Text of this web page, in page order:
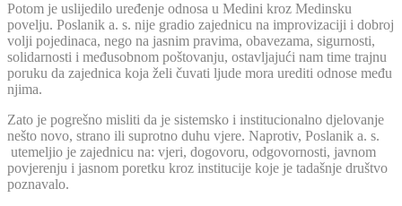
Potom je uslijedilo uređenje odnosa u Medini kroz Medinsku
povelju. Poslanik a. s. nije gradio zajednicu na improvizaciji i dobroj
volji pojedinaca, nego na jasnim pravima, obavezama, sigurnosti,
solidarnosti i međusobnom poštovanju, ostavljajući nam time trajnu
poruku da zajednica koja želi čuvati ljude mora urediti odnose među
njima.
Zato je pogrešno misliti da je sistemsko i institucionalno djelovanje
nešto novo, strano ili suprotno duhu vjere. Naprotiv, Poslanik a. s.
utemeljio je zajednicu na: vjeri, dogovoru, odgovornosti, javnom
povjerenju i jasnom poretku kroz institucije koje je tadašnje društvo
poznavalo.